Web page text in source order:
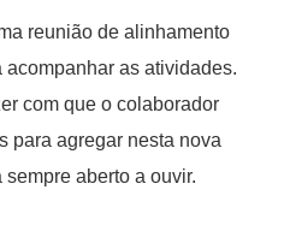
reunião de alinhamento
as atividades.
com que o colaborador
para agregar nesta nova
aberto a ouvir.